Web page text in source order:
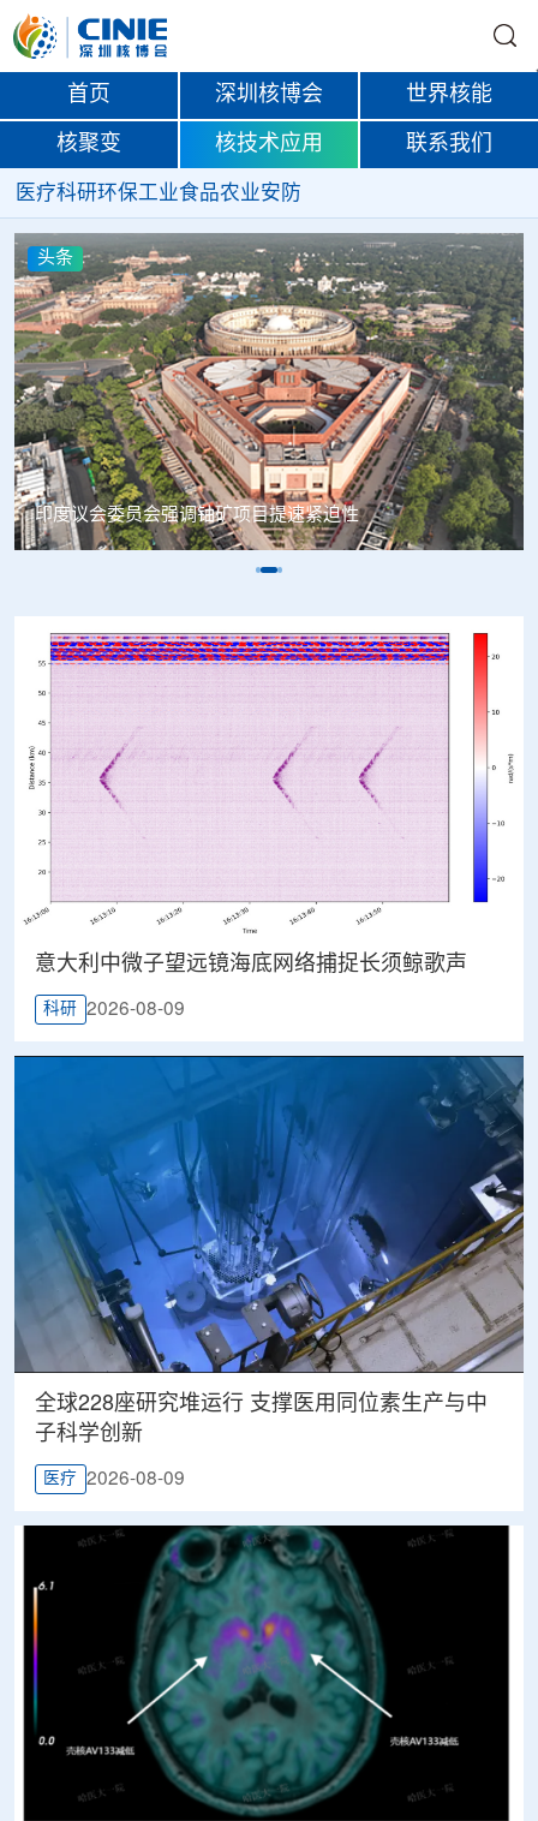
首页 深圳核博会 世界核能
核聚变 核技术应用 联系我们
医疗科研环保工业食品农业安防
头条
中核辐智正式设立 中国同辐持股90%打通核医疗全产业链
意大利中微子望远镜海底网络捕捉长须鲸歌声
科研 2026-08-09
全球228座研究堆运行 支撑医用同位素生产与中
子科学创新
医疗 2026-08-09